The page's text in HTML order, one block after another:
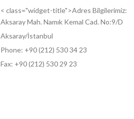
< class="widget-title">Adres Bilgilerimiz:
Aksaray Mah. Namık Kemal Cad. No:9/D
Aksaray/İstanbul
Phone: +90 (212) 530 34 23
Fax: +90 (212) 530 29 23